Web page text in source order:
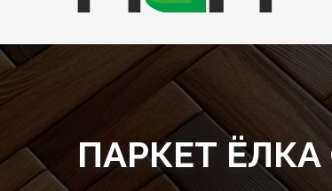
ПАРКЕТ ЁЛКА